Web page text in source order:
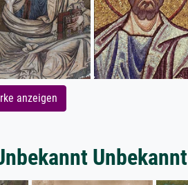
anzeigen
Unbekannt